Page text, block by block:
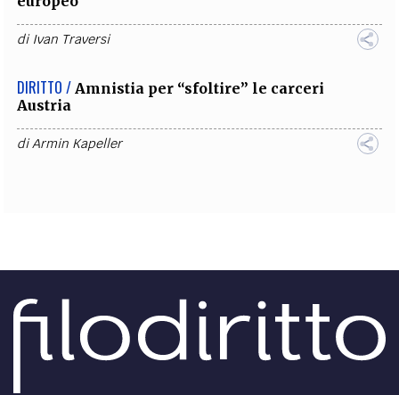
di Ivan Traversi
DIRITTO / Amnistia per “sfoltire” le carceri
Austria
diArmin Kapeller